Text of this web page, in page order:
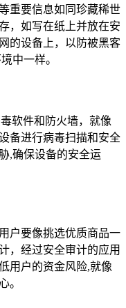
重要信息如同珍藏稀世
，如写在纸上并放在安
的设备上，以防被黑客
中一样。
软件和防火墙，就像
备进行病毒扫描和安全
,确保设备的安全运
户要像挑选优质商品一
，经过安全审计的应用
用户的资金风险,就像
。